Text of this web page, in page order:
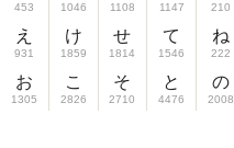
453
え
931
お
1305
1046
け
1859
こ
2826
1108
せ
1814
そ
2710
1147
て
1546
と
4476
210
ね
222
の
2008